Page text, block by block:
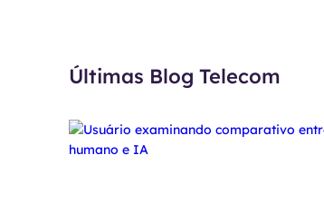
Últimas Blog Telecom